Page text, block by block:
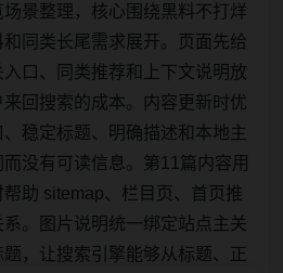
景整理，核心围绕黑料不打烊
同类长尾需求展开。页面先给
口、同类推荐和上下文说明放
回搜索的成本。内容更新时优
稳定标题、明确描述和本地主
没有可读信息。第11篇内容用
助 sitemap、栏目页、首页推
。图片说明统一绑定站点主关
，让搜索引擎能够从标题、正